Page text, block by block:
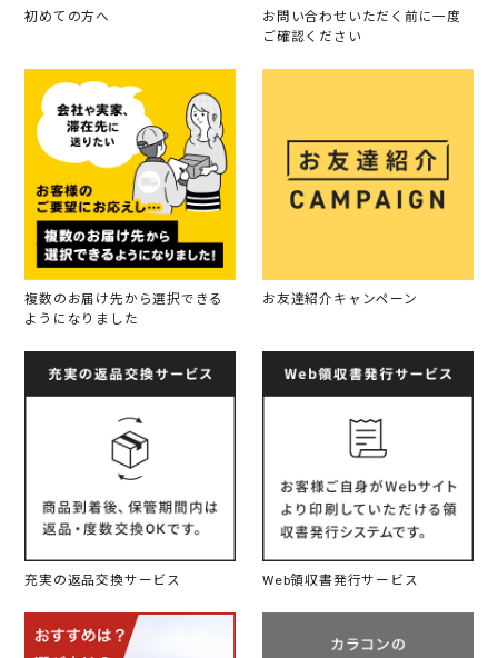
初めての方へ
お問い合わせいただく前に一度
ご確認ください
複数のお届け先から選択できる
ようになりました
お友達紹介キャンペーン
充実の返品交換サービス Web領収書発行サービス